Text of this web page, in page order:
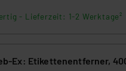
in der Biologie, in der
- Lieferzeit: 1-2 Werktage²
Ex: Etikettenentferner,